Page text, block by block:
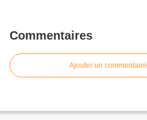
Commentaires
Ajouter un commentaire